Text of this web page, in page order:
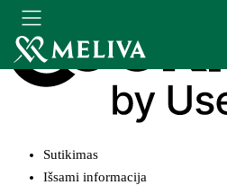
Sutikimas
Išsami informacija